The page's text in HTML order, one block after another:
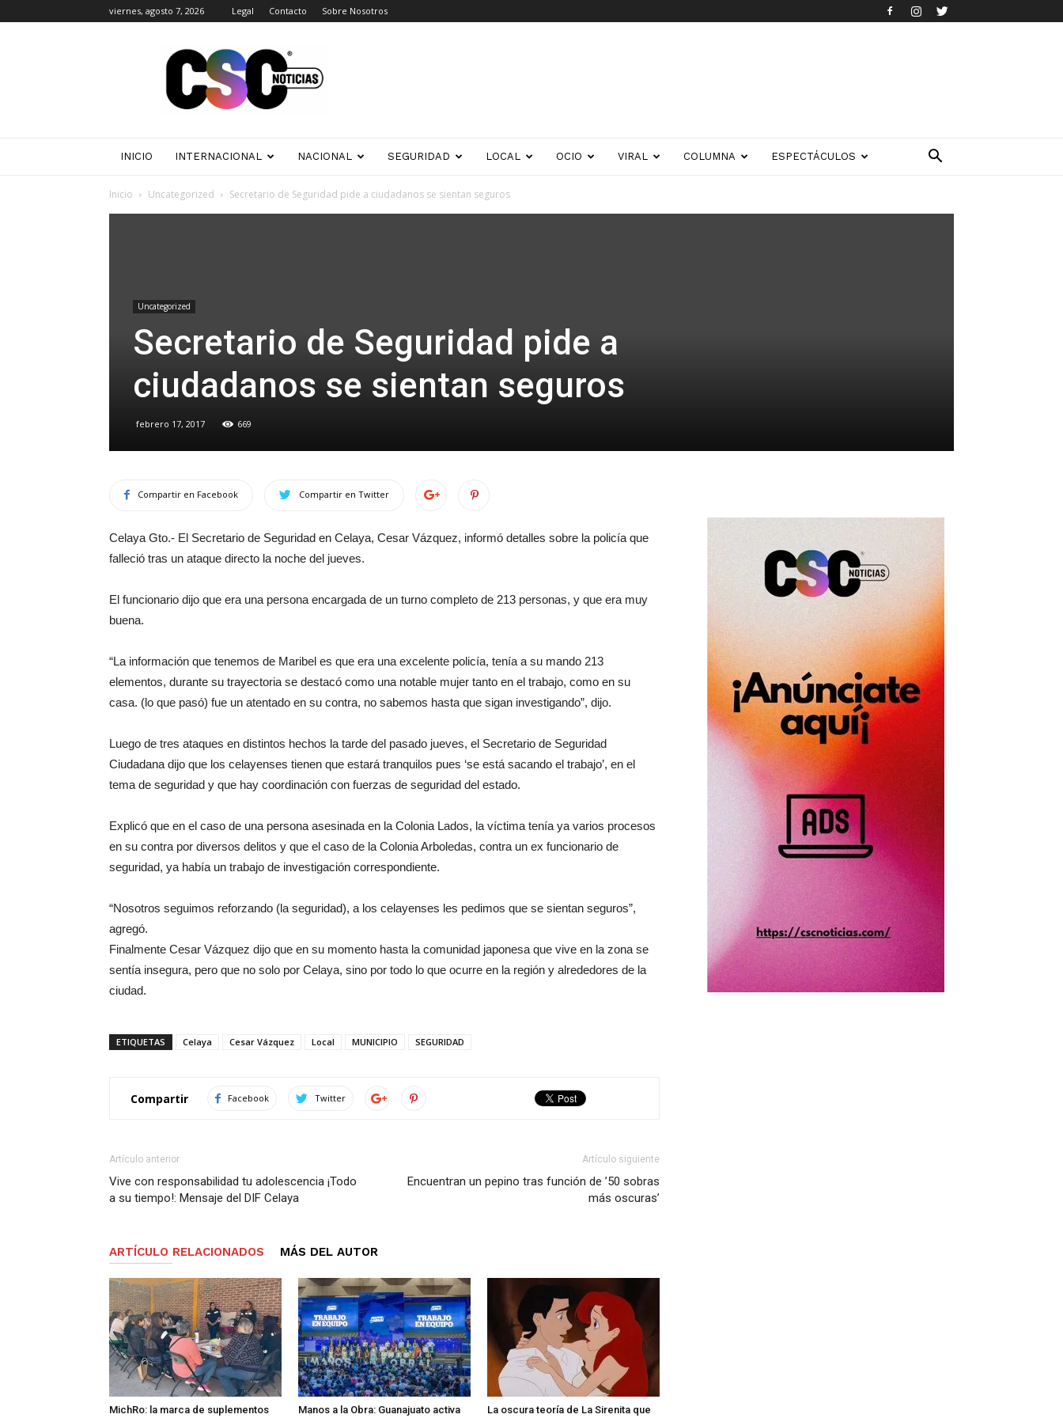
viernes, agosto 7, 2026 Legal Contacto Sobre Nosotros
Noticias
INICIO INTERNACIONAL NACIONAL SEGURIDAD LOCAL OCIO VIRAL COLUMNA ESPECTÁCULOS
Inicio Uncategorized Secretario de Seguridad pide a ciudadanos se sientan seguros
Uncategorized
Secretario de Seguridad pide a
ciudadanos se sientan seguros
febrero 17, 2017 669
Compartir en Facebook Compartir en Twitter
Celaya Gto.- El Secretario de Seguridad en Celaya, Cesar Vázquez, informó detalles sobre la policía que
falleció tras un ataque directo la noche del jueves.
El funcionario dijo que era una persona encargada de un turno completo de 213 personas, y que era muy
buena.
“La información que tenemos de Maribel es que era una excelente policía, tenía a su mando 213
elementos, durante su trayectoria se destacó como una notable mujer tanto en el trabajo, como en su
casa. (lo que pasó) fue un atentado en su contra, no sabemos hasta que sigan investigando”, dijo.
Luego de tres ataques en distintos hechos la tarde del pasado jueves, el Secretario de Seguridad
Ciudadana dijo que los celayenses tienen que estará tranquilos pues ‘se está sacando el trabajo’, en el
tema de seguridad y que hay coordinación con fuerzas de seguridad del estado.
Explicó que en el caso de una persona asesinada en la Colonia Lados, la víctima tenía ya varios procesos
en su contra por diversos delitos y que el caso de la Colonia Arboledas, contra un ex funcionario de
seguridad, ya había un trabajo de investigación correspondiente.
“Nosotros seguimos reforzando (la seguridad), a los celayenses les pedimos que se sientan seguros”,
agregó.
Finalmente Cesar Vázquez dijo que en su momento hasta la comunidad japonesa que vive en la zona se
sentía insegura, pero que no solo por Celaya, sino por todo lo que ocurre en la región y alrededores de la
ciudad.
ETIQUETAS Celaya Cesar Vázquez Local MUNICIPIO SEGURIDAD
Compartir Facebook Twitter
Artículo anterior
Vive con responsabilidad tu adolescencia ¡Todo
a su tiempo!: Mensaje del DIF Celaya
Artículo siguiente
Encuentran un pepino tras función de ’50 sobras
más oscuras’
ARTÍCULO RELACIONADOS MÁS DEL AUTOR
MichRo: la marca de suplementos
Manos a la Obra: Guanajuato activa
La oscura teoría de La Sirenita que